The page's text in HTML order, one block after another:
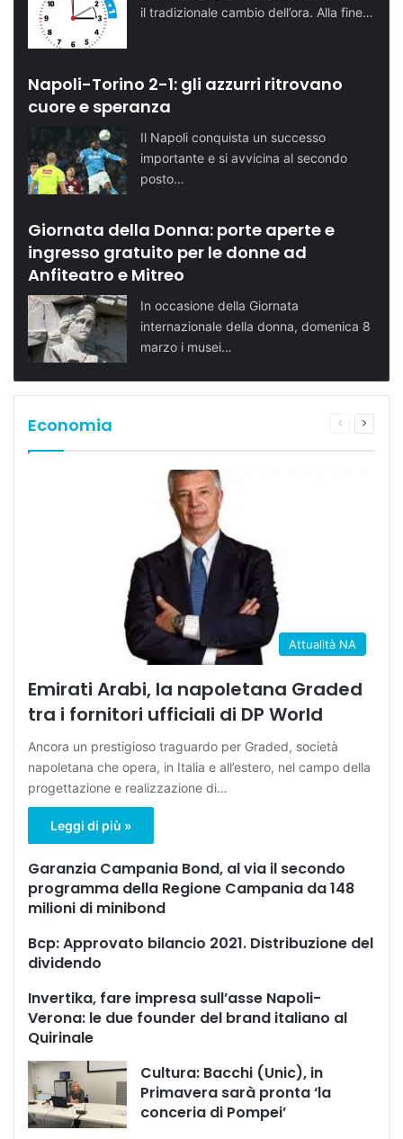
il tradizionale cambio dell’ora. Alla fine…
Napoli-Torino 2-1: gli azzurri ritrovano
cuore e speranza
Il Napoli conquista un successo
importante e si avvicina al secondo
posto…
Giornata della Donna: porte aperte e
ingresso gratuito per le donne ad
Anfiteatro e Mitreo
In occasione della Giornata
internazionale della donna, domenica 8
marzo i musei…
Economia
Pagina
Attualità NA
Emirati Arabi, la napoletana Graded
tra i fornitori ufficiali di DP World
Ancora un prestigioso traguardo per Graded, società
napoletana che opera, in Italia e all’estero, nel campo della
progettazione e realizzazione di…
Leggi di più »
Garanzia Campania Bond, al via il secondo
programma della Regione Campania da 148
milioni di minibond
Bcp: Approvato bilancio 2021. Distribuzione del
dividendo
Invertika, fare impresa sull’asse Napoli-
Verona: le due founder del brand italiano al
Quirinale
Cultura: Bacchi (Unic), in
Primavera sarà pronta ‘la
conceria di Pompei’